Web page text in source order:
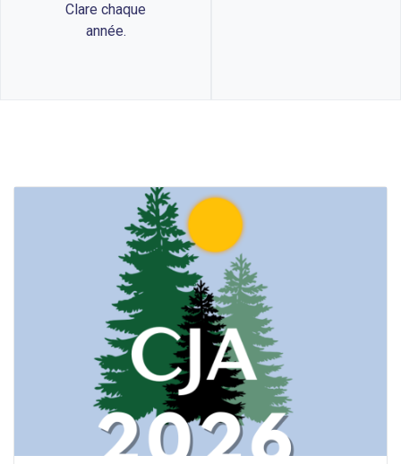
Clare chaque
année.